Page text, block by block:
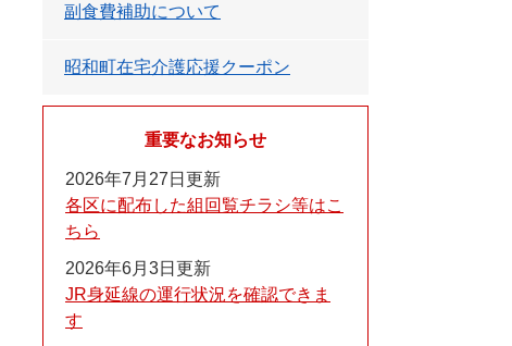
副食費補助について
昭和町在宅介護応援クーポン
重要なお知らせ
2026年7月27日更新
各区に配布した組回覧チラシ等はこ
ちら
2026年6月3日更新
JR身延線の運行状況を確認できま
す